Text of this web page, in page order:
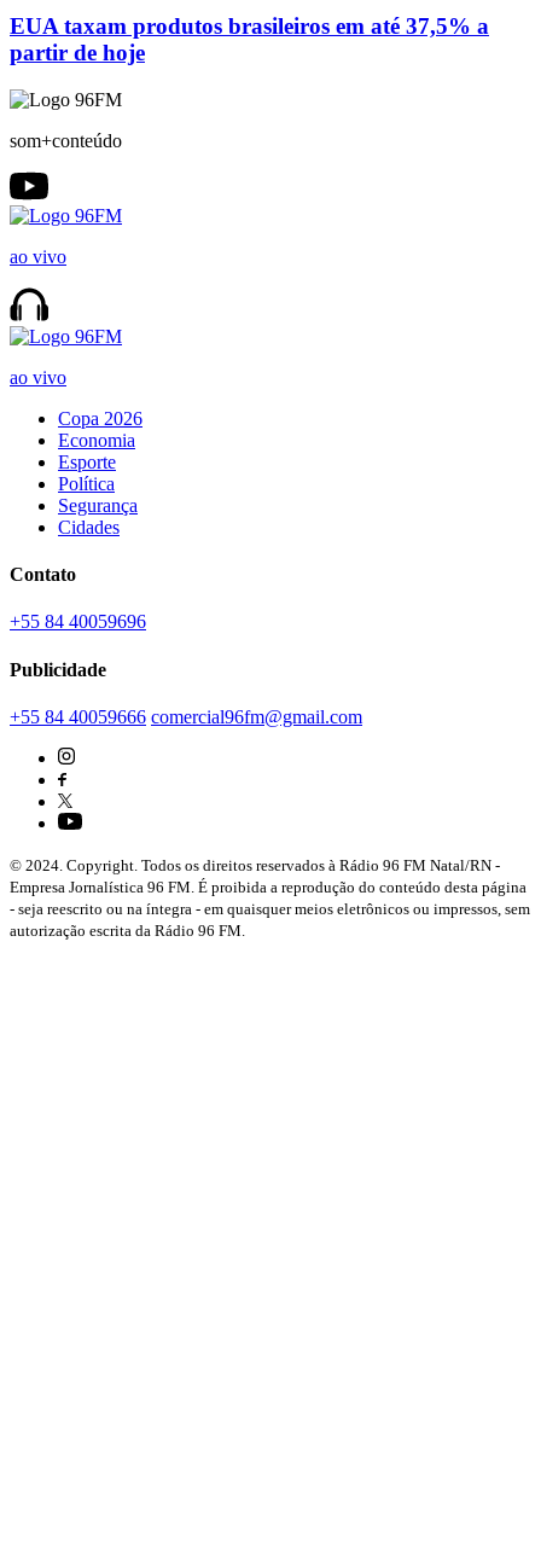
EUA taxam produtos brasileiros em até 37,5% a
partir de hoje
som+conteúdo
ao vivo
ao vivo
Copa 2026
Economia
Esporte
Política
Segurança
Cidades
Contato
+55 84 40059696
Publicidade
+55 84 40059666 comercial96fm@gmail.com
© 2024. Copyright. Todos os direitos reservados à Rádio 96 FM Natal/RN -
Empresa Jornalística 96 FM. É proibida a reprodução do conteúdo desta página
- seja reescrito ou na íntegra - em quaisquer meios eletrônicos ou impressos, sem
autorização escrita da Rádio 96 FM.